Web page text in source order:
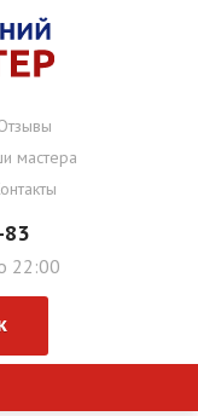
мастера
83
22:00